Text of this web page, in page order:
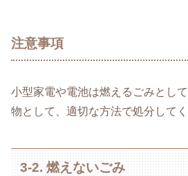
注意事項
小型家電や電池は燃えるごみとし
物として、適切な方法で処分してく
3-2. 燃えないごみ